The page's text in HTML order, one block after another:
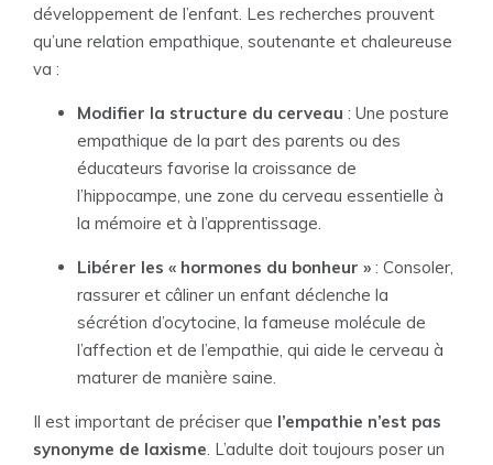
développement de l’enfant. Les recherches prouvent
qu’une relation empathique, soutenante et chaleureuse
va :
Modifier la structure du cerveau : Une posture
empathique de la part des parents ou des
éducateurs favorise la croissance de
l’hippocampe, une zone du cerveau essentielle à
la mémoire et à l’apprentissage.
Libérer les « hormones du bonheur » : Consoler,
rassurer et câliner un enfant déclenche la
sécrétion d’ocytocine, la fameuse molécule de
l’affection et de l’empathie, qui aide le cerveau à
maturer de manière saine.
Il est important de préciser que l’empathie n’est pas
synonyme de laxisme. L’adulte doit toujours poser un